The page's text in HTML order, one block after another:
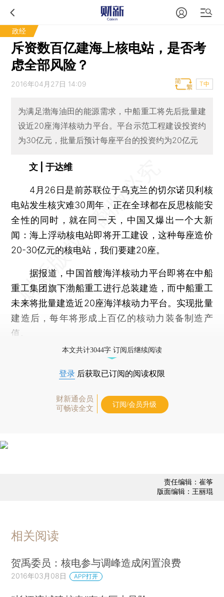
政经
斥资数百亿建海上核电站，是否考
虑全部风险？
2016年04月27日 14:09 T中
为满足渤海油田的能源需求，中船重工将先后批量建
设近20座海洋核动力平台。平台示范工程建设投资约
为30亿元，批量后预计每座平台的投资约为20亿元
文 | 于达维
4月26日是前苏联位于乌克兰的切尔诺贝利核
电站发生核灾难30周年，正在全球都在反思核能安
全性的同时，就在同一天，中国又爆出一个大新
闻：海上浮动核电站即将开工建设，这种每座造价
20-30亿元的核电站，我们要建20座。
据报道，中国首艘海洋核动力平台即将在中船
重工集团旗下渤船重工进行总装建造，而中船重工
未来将批量建造近20座海洋核动力平台。实现批量
建造后，每年将形成上百亿的核动力装备制造产
值。
本文共计3044字 订阅后继续阅读
登录 后获取已订阅的阅读权限
财新通会员
可畅读全文
订阅/会员升级
责任编辑：崔筝
版面编辑：王丽琨
相关阅读
贺禹委员：核电参与调峰造成闲置浪费
2016年03月08日 APP打开